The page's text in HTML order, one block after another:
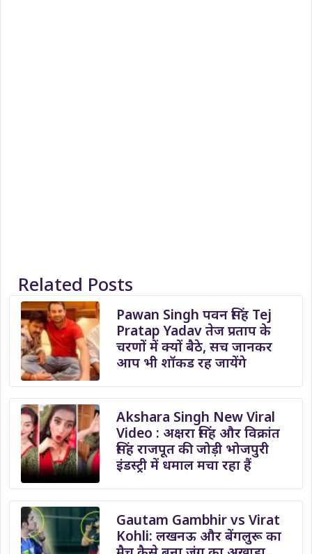
Related Posts
Pawan Singh पवन सिंह Tej
Pratap Yadav तेज प्रताप के
चरणों में क्यों बैठे, सच जानकर
आप भी शॉकड रह जायेंगे
Akshara Singh New Viral
Video : अक्षरा सिंह और विक्रांत
सिंह राजपूत की जोड़ी भोजपुरी
इंडस्ट्री में धमाल मचा रहा हैं
Gautam Gambhir vs Virat
Kohli: लखनऊ और बेंगलुरू का